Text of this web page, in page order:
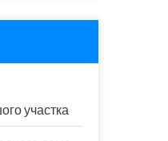
участка